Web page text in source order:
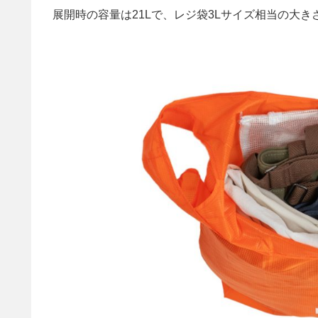
展開時の容量は21Lで、レジ袋3Lサイズ相当の大き